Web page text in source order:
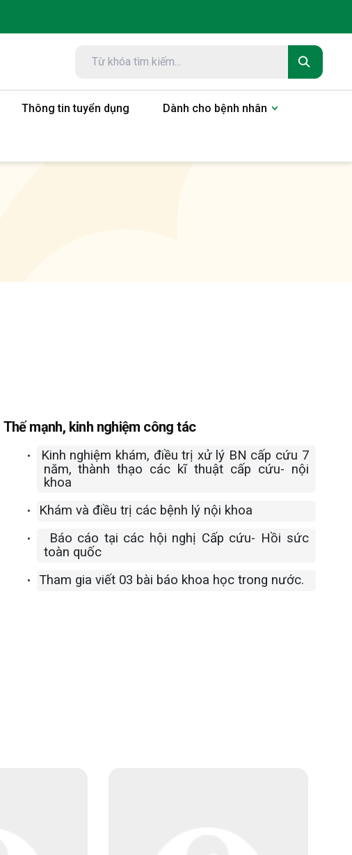
Thông tin tuyển dụng Dành cho bệnh nhân
Thế mạnh, kinh nghiệm công tác
•
Kinh nghiệm khám, điều trị xử lý BN cấp cứu 7
năm, thành thạo các kĩ thuật cấp cứu- nội
khoa
• Khám và điều trị các bệnh lý nội khoa
•
Báo cáo tại các hội nghị Cấp cứu- Hồi sức
toàn quốc
• Tham gia viết 03 bài báo khoa học trong nước.